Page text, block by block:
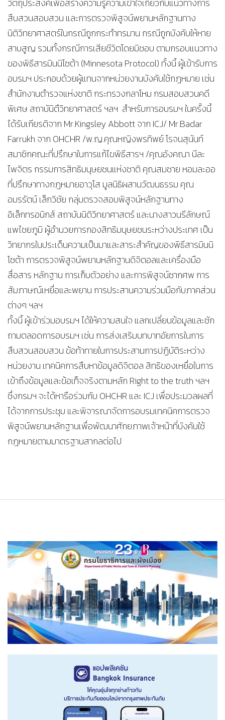
วัตถุประสงค์เพื่อสร้างความรู้ความเข้าใจเกี่ยวกับแนวทางการ
สืบสวนสอบสวน และการตรวจพิสูจน์พยานหลักฐานทาง
นิติวิทยาศาสตร์ในกรณีถูกกระทำทรมาน กรณีถูกบังคับให้หาย
สาบสูญ รวมทั้งกรณีการเสียชีวิตโดยมิชอบ ตามกรอบแนวทาง
ของพิธีสารมินนิโซต้า (Minnesota Protocol) ทั้งนี้ ผู้เข้ารับการ
อบรมฯ ประกอบด้วยผู้แทนจากหน่วยงานบังคับใช้กฎหมาย เช่น
สำนักงานตำรวจแห่งชาติ กระทรวงกลาโหม กรมสอบสวนคดี
พิเศษ สถาบันิตืวิทยาศาสตร์ ฯลฯ สำหรับการอบรมฯ ในครั้งนี้
ได้รับเกียรติจาก Mr.Kingsley Abbott จาก ICJ/ Mr.Badar
Farrukh จาก OHCHR /พ.ญ.คุณหญิงพรทิพย์ โรจนสุนันท์
สมาชิกคณะที่ปรึกษาในการแก้ไขพิธีสารฯ /คุณอังคณา นีละ
ไพจิตร กรรมการสิทธิมนุษยชนแห่งชาติ คุณสมชาย หอมละออ
ที่ปรึกษาทางกฎหมายอาวุโส มูลนิธิผสานวัฒนธรรม คุณ
อมรรัตน์ เล็กวิชัย กลุ่มตรวจสอบพิสูจน์หลักฐานทาง
อิเล็กทรอนิกส์ สถาบันนิติวิทยาศาสตร์ และนางสาวนรีลักษณ์
แพไชยภูมิ ผู้อำนวยการกองสิทธิมนุษยชนระหว่างประเทศ เป็น
วิทยากรในประเด็นความเป็นมาและสาระสำคัญของพิธีสารมินนิ
โซต้า การตรวจพิสูจน์พยานหลักฐานดิจิตอลและเครื่องมือ
สื่อสาร หลักฐาน การเก็บตัวอย่าง และการพิสูจน์ซากศพ การ
สัมภาษณ์เหยื่อและพยาน การประสานความร่วมมือกับภาคส่วน
ต่างๆ ฯลฯ
ทั้งนี้ ผู้เข้าร่วมอบรมฯ ได้ให้ความสนใจ แลกเปลี่ยนข้อมูลและซัก
ถามตลอดการอบรมฯ เช่น การส่งเสริมบทบาทอัยการในการ
สืบสวนสอบสวน ข้อท้าทายในการประสานการปฏิบัติระหว่าง
หน่วยงาน เทคนิคการสืบหาข้อมูลดิจิตอล สิทธิของเหยื่อในการ
เข้าถึงข้อมูลและข้อเท็จจริงตามหลัก Right to the truth ฯลฯ
ซึ่งกรมฯ จะได้หารือร่วมกับ OHCHR และ ICJ เพื่อประมวลผลที่
ได้จากการประชุม และพิจารณาจัดการอบรมเทคนิคการตรวจ
พิสูจน์พยานหลักฐานเพื่อพัฒนาศักยภาพเจ้าหน้าที่บังคับใช้
กฎหมายตามมาตรฐานสากลต่อไป